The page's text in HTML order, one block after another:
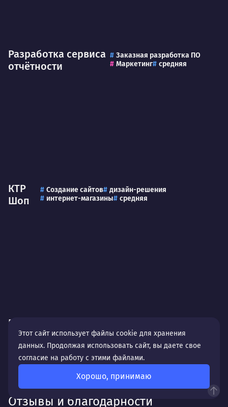
Разработка сервиса
отчётности
Заказная разработка ПО
Маркетинг
средняя
КТР
Шоп
Создание сайтов
дизайн-решения
интернет-магазины
средняя
ГИРД
сложная
Отзывы и благодарности
Этот сайт использует файлы cookie для хранения
данных. Продолжая использовать сайт, вы даете свое
согласие на работу с этими файлами.
Хорошо, принимаю